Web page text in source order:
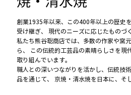
創業1935年以来、この400年以上の歴史
受け継ぎ、 現代のニーズに応じたものづ
私たち熊谷聡商店では、多数の作家や窯
ら、 この伝統的工芸品の素晴らしさを現
取り組んでいます。
職人との深いつながりを活かし、伝統技
品を通じて、 京焼・清水焼を日本に、そ